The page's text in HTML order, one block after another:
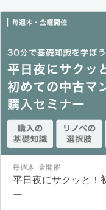
毎週木･金開催
平日夜にサクッと！
ー